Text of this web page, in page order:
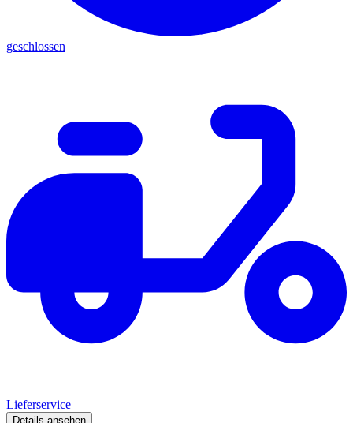
geschlossen
Lieferservice
Details ansehen